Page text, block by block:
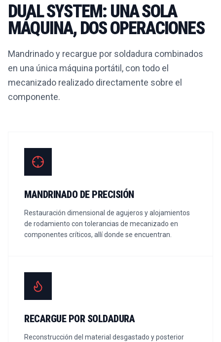
DUAL SYSTEM: UNA SOLA
MÁQUINA, DOS OPERACIONES
Mandrinado y recargue por soldadura combinados
en una única máquina portátil, con todo el
mecanizado realizado directamente sobre el
componente.
MANDRINADO DE PRECISIÓN
Restauración dimensional de agujeros y alojamientos
de rodamiento con tolerancias de mecanizado en
componentes críticos, allí donde se encuentran.
RECARGUE POR SOLDADURA
Reconstrucción del material desgastado y posterior